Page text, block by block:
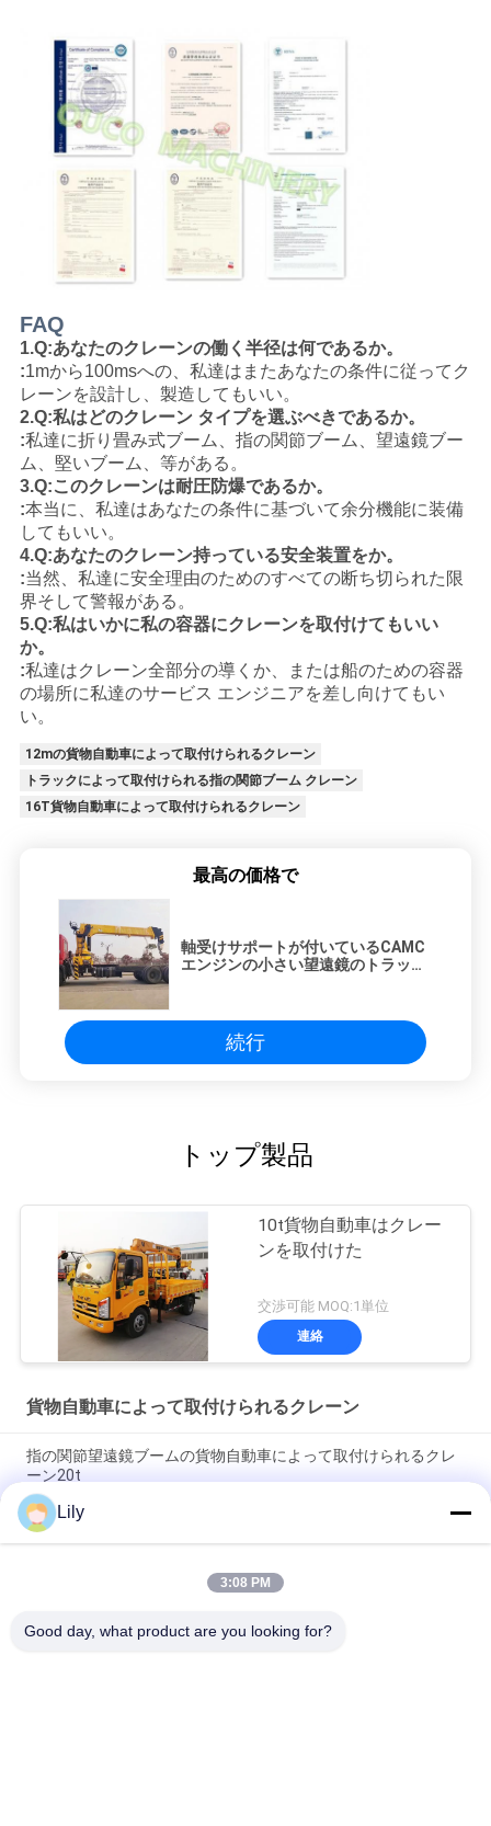
FAQ
1.Q:あなたのクレーンの働く半径は何であるか。
:1mから100msへの、私達はまたあなたの条件に従ってク
レーンを設計し、製造してもいい。
2.Q:私はどのクレーン タイプを選ぶべきであるか。
:私達に折り畳み式ブーム、指の関節ブーム、望遠鏡ブー
ム、堅いブーム、等がある。
3.Q:このクレーンは耐圧防爆であるか。
:本当に、私達はあなたの条件に基づいて余分機能に装備
してもいい。
4.Q:あなたのクレーン持っている安全装置をか。
:当然、私達に安全理由のためのすべての断ち切られた限
界そして警報がある。
5.Q:私はいかに私の容器にクレーンを取付けてもいい
か。
:私達はクレーン全部分の導くか、または船のための容器
の場所に私達のサービス エンジニアを差し向けてもい
い。
12mの貨物自動車によって取付けられるクレーン
トラックによって取付けられる指の関節ブーム クレーン
16T貨物自動車によって取付けられるクレーン
最高の価格で
軸受けサポートが付いているCAMC
エンジンの小さい望遠鏡のトラック
続行
トップ製品
10t貨物自動車はクレー
ンを取付けた
交渉可能 MOQ:1単位
連絡
貨物自動車によって取付けられるクレーン
指の関節望遠鏡ブームの貨物自動車によって取付けられるクレ
ーン20t
頑丈なトラックによって取付けられるクレーン10t小さい標準的
な容量望遠鏡ブーム
20t指の関節および望遠鏡ブームの貨物自動車はクレーンを取付
Lily
3:08 PM
Good day, what product are you looking for?